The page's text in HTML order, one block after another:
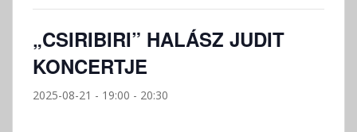
„CSIRIBIRI” HALÁSZ JUDIT
KONCERTJE
2025-08-21 - 19:00 - 20:30